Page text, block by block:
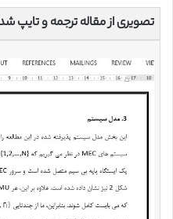
تصویری از مقاله ترجمه و تایپ